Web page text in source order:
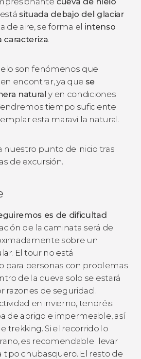
situada debajo del glaciar
de aire, se forma el intenso
caracteriza.
son fenómenos que
encontrar, ya que se
natural y en condiciones
tiempo suficiente
esta maravilla natural.
nuestro punto de inicio tras
de excursión.
es de dificultad
de la caminata será de
sobre un
El tour no está
para personas con problemas
de la cueva solo se estará
razones de seguridad.
en invierno, tendréis
de abrigo e impermeable, así
trekking. Si el recorrido lo
es recomendable llevar
tipo chubasquero. El resto de